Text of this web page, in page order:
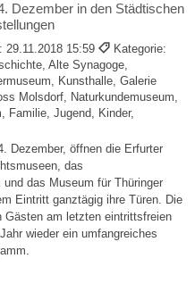
Dezember in den Städtischen
29.11.2018 15:59
Kategorie:
Alte Synagoge,
Kunsthalle, Galerie
Molsdorf, Naturkundemuseum,
Familie, Jugend, Kinder,
Dezember, öffnen die Erfurter
das
und das Museum für Thüringer
Eintritt ganztägig ihre Türen. Die
Gästen am letzten eintrittsfreien
wieder ein umfangreiches